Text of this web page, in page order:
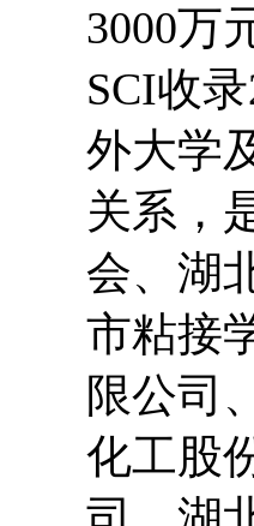
3000万
SCI收
外大学
关系，
会、湖
市粘接
限公司
化工股